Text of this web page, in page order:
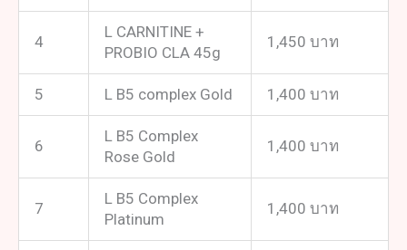
4
L CARNITINE +
PROBIO CLA 45g
1,450 บาท
5 L B5 complex Gold 1,400 บาท
6
L B5 Complex
Rose Gold
1,400 บาท
7
L B5 Complex
Platinum
1,400 บาท